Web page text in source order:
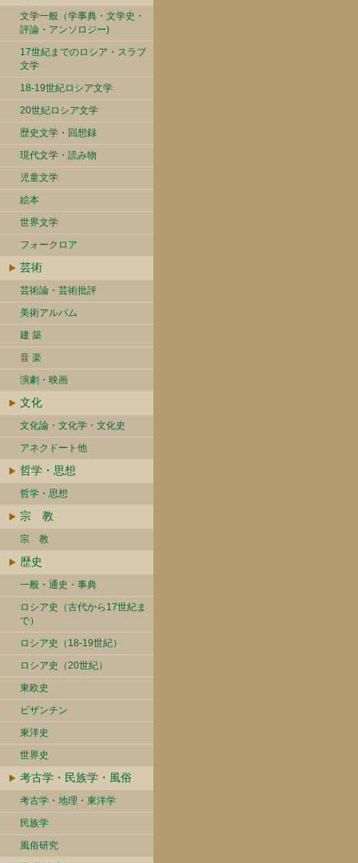
文学一般（学事典・文学史・
評論・アンソロジー)
17世紀までのロシア・スラブ
文学
18-19世紀ロシア文学
20世紀ロシア文学
歴史文学・回想録
現代文学・読み物
児童文学
絵本
世界文学
フォークロア
芸術
芸術論・芸術批評
美術アルバム
建 築
音 楽
演劇・映画
文化
文化論・文化学・文化史
アネクドート他
哲学・思想
哲学・思想
宗 教
宗 教
歴史
一般・通史・事典
ロシア史（古代から17世紀ま
で）
ロシア史（18-19世紀）
ロシア史（20世紀）
東欧史
ビザンチン
東洋史
世界史
考古学・民族学・風俗
考古学・地理・東洋学
民族学
風俗研究